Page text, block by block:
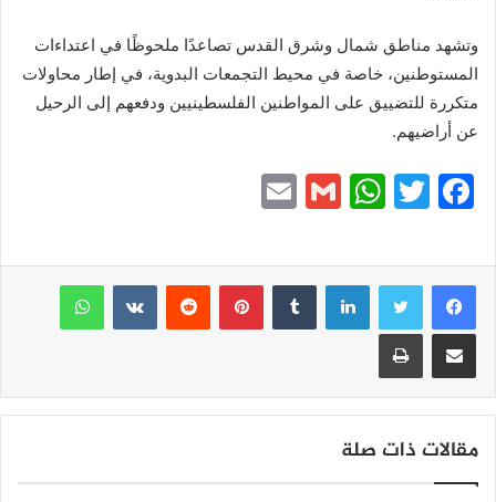
وتشهد مناطق شمال وشرق القدس تصاعدًا ملحوظًا في اعتداءات
المستوطنين، خاصة في محيط التجمعات البدوية، في إطار محاولات
متكررة للتضييق على المواطنين الفلسطينيين ودفعهم إلى الرحيل
عن أراضيهم.
F
c
e
b
o
o
k
T
itt
er
W
at
s
A
p
G
ai
l
ai
l
لينكدإن بينتيريست واتساب
مشاركة عبر البريد طباعة
مقالات ذات صلة